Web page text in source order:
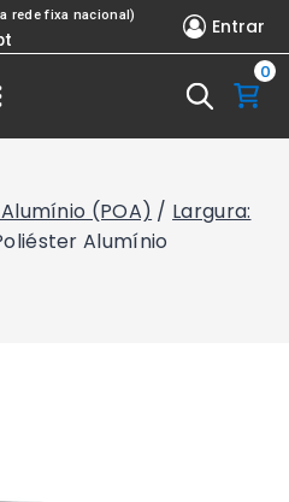
rede fixa nacional) Entrar
0
(POA) / Largura:
Alumínio